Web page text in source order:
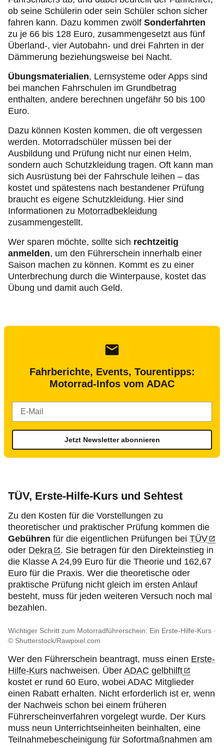
ob seine Schülerin oder sein Schüler schon sicher
fahren kann. Dazu kommen zwölf Sonderfahrten
zu je 66 bis 128 Euro, zusammengesetzt aus fünf
Überland-, vier Autobahn- und drei Fahrten in der
Dämmerung beziehungsweise bei Nacht.
Übungsmaterialien, Lernsysteme oder Apps sind
bei manchen Fahrschulen im Grundbetrag
enthalten, andere berechnen ungefähr 50 bis 100
Euro.
Dazu können Kosten kommen, die oft vergessen
werden. Motorradschüler müssen bei der
Ausbildung und Prüfung nicht nur einen Helm,
sondern auch Schutzkleidung tragen. Oft kann man
sich Ausrüstung bei der Fahrschule leihen – das
kostet und spätestens nach bestandener Prüfung
braucht es eigene Schutzkleidung. Hier sind
Informationen zu Motorradbekleidung
zusammengestellt.
Wer sparen möchte, sollte sich rechtzeitig
anmelden, um den Führerschein innerhalb einer
Saison machen zu können. Kommt es zu einer
Unterbrechung durch die Winterpause, kostet das
Übung und damit auch Geld.
Fahrberichte, Events, Tourentipps:
Motorrad-Infos vom ADAC
Jetzt Newsletter abonnieren
TÜV, Erste-Hilfe-Kurs und Sehtest
Zu den Kosten für die Vorstellungen zu
theoretischer und praktischer Prüfung kommen die
Gebühren für die eigentlichen Prüfungen bei TÜV
oder Dekra
. Sie betragen für den Direkteinstieg in
die Klasse A 24,99 Euro für die Theorie und 162,67
Euro für die Praxis. Wer die theoretische oder
praktische Prüfung nicht gleich im ersten Anlauf
besteht, muss für jeden weiteren Versuch noch mal
bezahlen.
Wichtiger Schritt zum Motorradführerschein: Ein Erste-Hilfe-Kurs
© Shutterstock/Rawpixel.com
Wer den Führerschein beantragt, muss einen Erste-
Hilfe-Kurs nachweisen. Über ADAC gelbhilft
kostet er rund 60 Euro, wobei ADAC Mitglieder
einen Rabatt erhalten. Nicht erforderlich ist er, wenn
der Nachweis schon bei einem früheren
Führerscheinverfahren vorgelegt wurde. Der Kurs
muss neun Unterrichtseinheiten beinhalten, eine
Teilnahmebescheinigung für Sofortmaßnahmen am